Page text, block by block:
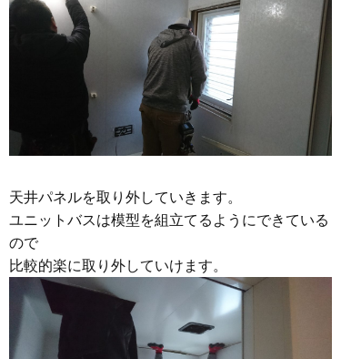
天井パネルを取り外していきます。
ユニットバスは模型を組立てるようにできている
ので
比較的楽に取り外していけます。